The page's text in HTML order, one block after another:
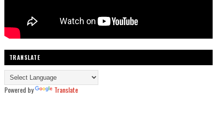
TRANSLATE
Powered by Translate